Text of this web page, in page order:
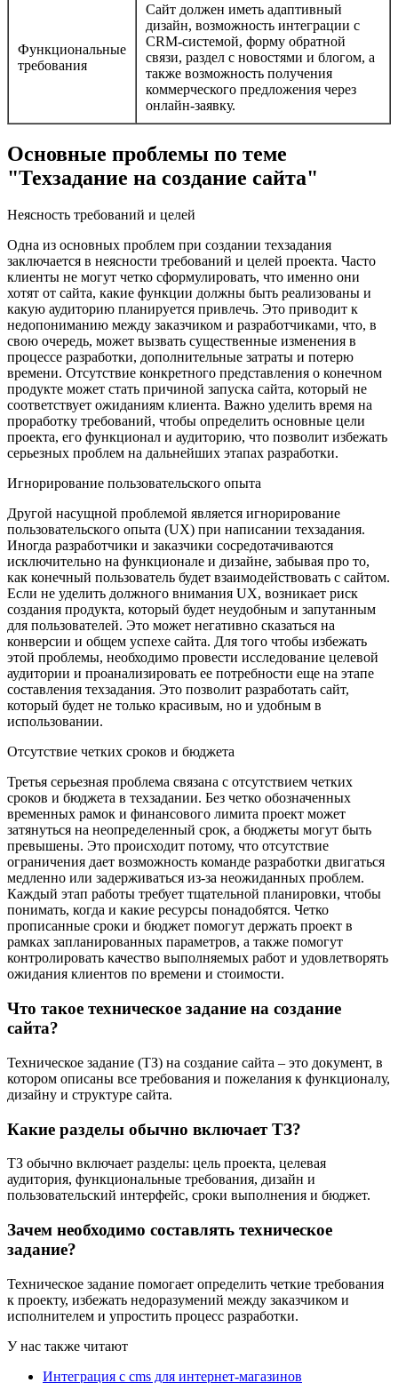
Функциональные
требования
Сайт должен иметь адаптивный
дизайн, возможность интеграции с
CRM-системой, форму обратной
связи, раздел с новостями и блогом, а
также возможность получения
коммерческого предложения через
онлайн-заявку.
Основные проблемы по теме
"Техзадание на создание сайта"
Неясность требований и целей
Одна из основных проблем при создании техзадания
заключается в неясности требований и целей проекта. Часто
клиенты не могут четко сформулировать, что именно они
хотят от сайта, какие функции должны быть реализованы и
какую аудиторию планируется привлечь. Это приводит к
недопониманию между заказчиком и разработчиками, что, в
свою очередь, может вызвать существенные изменения в
процессе разработки, дополнительные затраты и потерю
времени. Отсутствие конкретного представления о конечном
продукте может стать причиной запуска сайта, который не
соответствует ожиданиям клиента. Важно уделить время на
проработку требований, чтобы определить основные цели
проекта, его функционал и аудиторию, что позволит избежать
серьезных проблем на дальнейших этапах разработки.
Игнорирование пользовательского опыта
Другой насущной проблемой является игнорирование
пользовательского опыта (UX) при написании техзадания.
Иногда разработчики и заказчики сосредотачиваются
исключительно на функционале и дизайне, забывая про то,
как конечный пользователь будет взаимодействовать с сайтом.
Если не уделить должного внимания UX, возникает риск
создания продукта, который будет неудобным и запутанным
для пользователей. Это может негативно сказаться на
конверсии и общем успехе сайта. Для того чтобы избежать
этой проблемы, необходимо провести исследование целевой
аудитории и проанализировать ее потребности еще на этапе
составления техзадания. Это позволит разработать сайт,
который будет не только красивым, но и удобным в
использовании.
Отсутствие четких сроков и бюджета
Третья серьезная проблема связана с отсутствием четких
сроков и бюджета в техзадании. Без четко обозначенных
временных рамок и финансового лимита проект может
затянуться на неопределенный срок, а бюджеты могут быть
превышены. Это происходит потому, что отсутствие
ограничения дает возможность команде разработки двигаться
медленно или задерживаться из-за неожиданных проблем.
Каждый этап работы требует тщательной планировки, чтобы
понимать, когда и какие ресурсы понадобятся. Четко
прописанные сроки и бюджет помогут держать проект в
рамках запланированных параметров, а также помогут
контролировать качество выполняемых работ и удовлетворять
ожидания клиентов по времени и стоимости.
Что такое техническое задание на создание
сайта?
Техническое задание (ТЗ) на создание сайта – это документ, в
котором описаны все требования и пожелания к функционалу,
дизайну и структуре сайта.
Какие разделы обычно включает ТЗ?
ТЗ обычно включает разделы: цель проекта, целевая
аудитория, функциональные требования, дизайн и
пользовательский интерфейс, сроки выполнения и бюджет.
Зачем необходимо составлять техническое
задание?
Техническое задание помогает определить четкие требования
к проекту, избежать недоразумений между заказчиком и
исполнителем и упростить процесс разработки.
У нас также читают
Интеграция с cms для интернет-магазинов